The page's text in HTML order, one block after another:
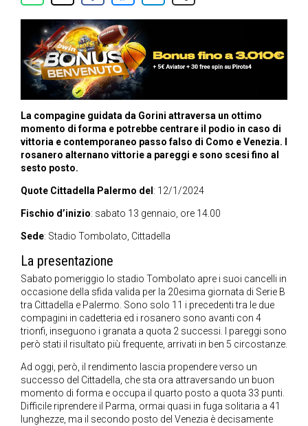
La compagine guidata da Gorini attraversa un ottimo
momento di forma e potrebbe centrare il podio in caso di
vittoria e contemporaneo passo falso di Como e Venezia. I
rosanero alternano vittorie a pareggi e sono scesi fino al
sesto posto.
Quote Cittadella Palermo del : 12/1/2024
Fischio d’inizio: sabato 13 gennaio, ore 14.00
Sede: Stadio Tombolato, Cittadella
La presentazione
Sabato pomeriggio lo stadio Tombolato apre i suoi cancelli in
occasione della sfida valida per la 20esima giornata di Serie B
tra Cittadella e Palermo. Sono solo 11 i precedenti tra le due
compagini in cadetteria ed i rosanero sono avanti con 4
trionfi, inseguono i granata a quota 2 successi. I pareggi sono
però stati il risultato più frequente, arrivati in ben 5 circostanze.
Ad oggi, però, il rendimento lascia propendere verso un
successo del Cittadella, che sta ora attraversando un buon
momento di forma e occupa il quarto posto a quota 33 punti.
Difficile riprendere il Parma, ormai quasi in fuga solitaria a 41
lunghezze, ma il secondo posto del Venezia è decisamente